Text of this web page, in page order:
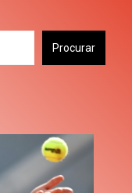
Procurar